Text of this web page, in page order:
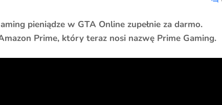
pieniądze w GTA Online zupełnie za darmo.
Prime, który teraz nosi nazwę Prime Gaming.